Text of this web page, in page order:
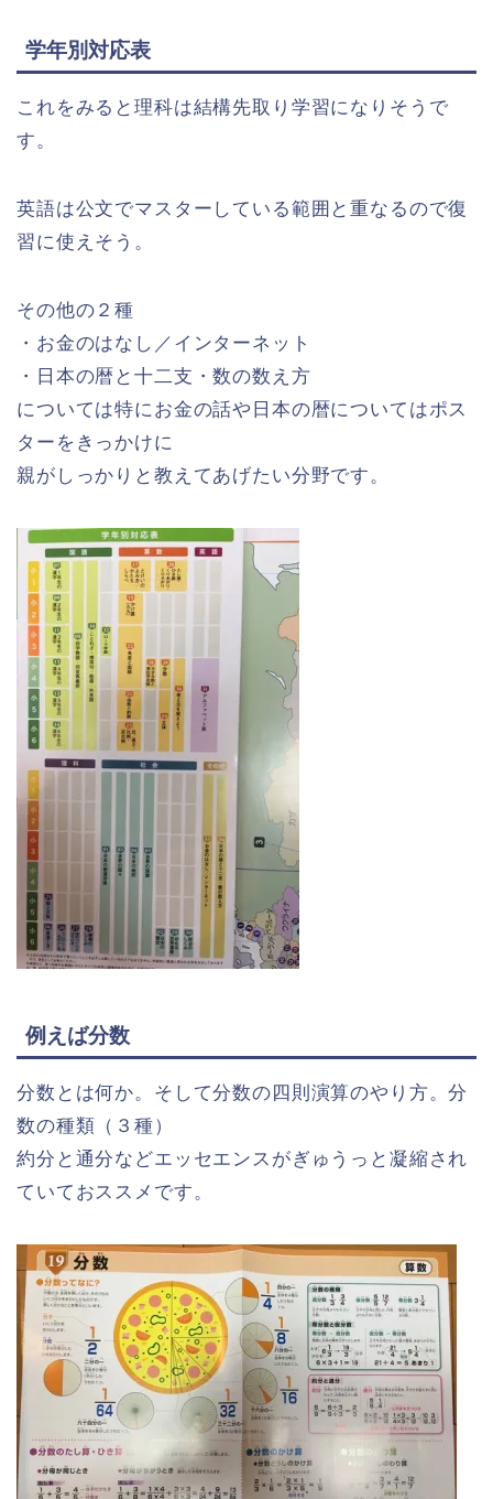
学年別対応表
これをみると理科は結構先取り学習になりそうで
す。
英語は公文でマスターしている範囲と重なるので復
習に使えそう。
その他の２種
・お金のはなし／インターネット
・日本の暦と十二支・数の数え方
については特にお金の話や日本の暦についてはポス
ターをきっかけに
親がしっかりと教えてあげたい分野です。
例えば分数
分数とは何か。そして分数の四則演算のやり方。分
数の種類（３種）
約分と通分などエッセエンスがぎゅうっと凝縮され
ていておススメです。